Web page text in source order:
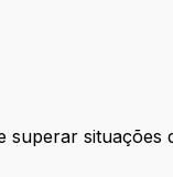
situações